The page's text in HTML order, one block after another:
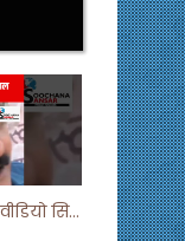
लखनऊ वायरल वीडियो सिस्टम पर सवाल ! #shorts #shortvideo